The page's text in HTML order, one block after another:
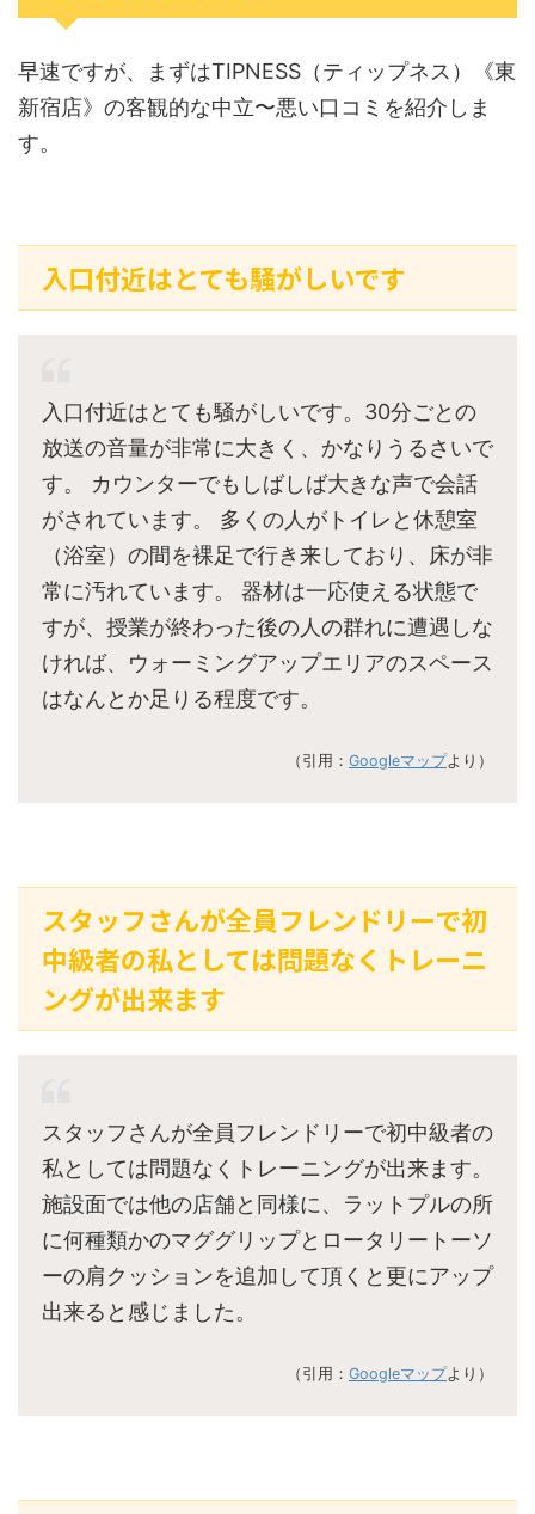
早速ですが、まずはTIPNESS（ティップネス）《東
新宿店》の客観的な中立〜悪い口コミを紹介しま
す。
入口付近はとても騒がしいです
入口付近はとても騒がしいです。30分ごとの
放送の音量が非常に大きく、かなりうるさいで
す。 カウンターでもしばしば大きな声で会話
がされています。 多くの人がトイレと休憩室
（浴室）の間を裸足で行き来しており、床が非
常に汚れています。 器材は一応使える状態で
すが、授業が終わった後の人の群れに遭遇しな
ければ、ウォーミングアップエリアのスペース
はなんとか足りる程度です。
（引用： Googleマップより）
スタッフさんが全員フレンドリーで初
中級者の私としては問題なくトレーニ
ングが出来ます
スタッフさんが全員フレンドリーで初中級者の
私としては問題なくトレーニングが出来ます。
施設面では他の店舗と同様に、ラットプルの所
に何種類かのマググリップとロータリートーソ
ーの肩クッションを追加して頂くと更にアップ
出来ると感じました。
（引用： Googleマップより）